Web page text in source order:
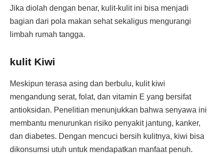
Jika diolah dengan benar, kulit-kulit ini bisa menjadi
bagian dari pola makan sehat sekaligus mengurangi
limbah rumah tangga.
kulit Kiwi
Meskipun terasa asing dan berbulu, kulit kiwi
mengandung serat, folat, dan vitamin E yang bersifat
antioksidan. Penelitian menunjukkan bahwa senyawa ini
membantu menurunkan risiko penyakit jantung, kanker,
dan diabetes. Dengan mencuci bersih kulitnya, kiwi bisa
dikonsumsi utuh untuk mendapatkan manfaat penuh.